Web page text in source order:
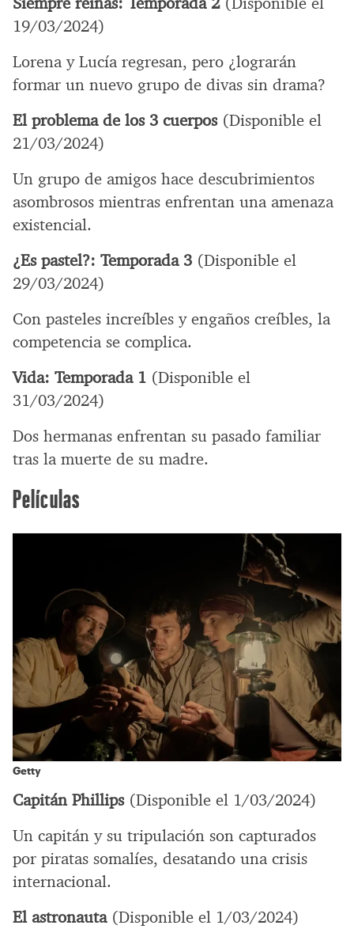
19/03/2024)
Lorena y Lucía regresan, pero ¿lograrán
formar un nuevo grupo de divas sin drama?
El problema de los 3 cuerpos(Disponible el
21/03/2024)
Un grupo de amigos hace descubrimientos
asombrosos mientras enfrentan una amenaza
existencial.
¿Es pastel?: Temporada 3 (Disponible el
29/03/2024)
Con pasteles increíbles y engaños creíbles, la
competencia se complica.
Vida: Temporada 1 (Disponible el
31/03/2024)
Dos hermanas enfrentan su pasado familiar
tras la muerte de su madre.
Películas
Getty
Capitán Phillips(Disponible el 1/03/2024)
Un capitán y su tripulación son capturados
por piratas somalíes, desatando una crisis
internacional.
El astronauta(Disponible el 1/03/2024)